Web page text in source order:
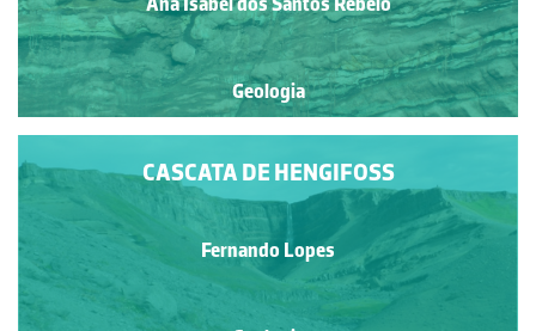
Geologia
CASCATA DE HENGIFOSS
Fernando Lopes